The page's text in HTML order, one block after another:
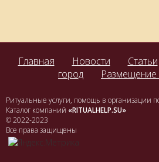
Главная Новости Статьи
город
Размещение
Ритуальные услуги, помощь в организации
Каталог компаний «RITUALHELP.SU»
© 2022-2023
Все права защищены